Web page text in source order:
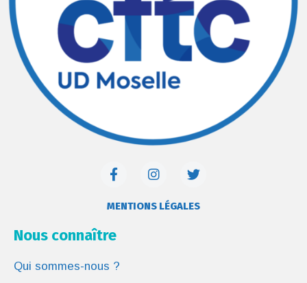
MENTIONS LÉGALES
Nous connaître
Qui sommes-nous ?